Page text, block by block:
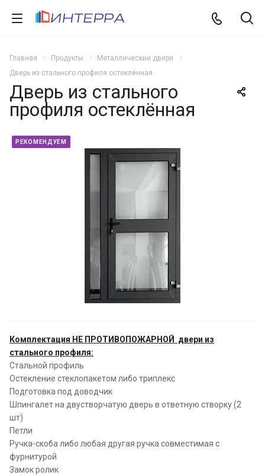
Главная Продукты
Металлические двери
Дверь из стального профиля остеклённая
Дверь из стального
профиля остеклённая
РЕКОМЕНДУЕМ
Комплектация НЕ ПРОТИВОПОЖАРНОЙ двери из
стального профиля:
Стальной профиль
Остекление стеклопакетом либо триплекс
Подготовка под доводчик
Шпингалет на двустворчатую дверь в ответную створку (2
шт)
Петли
Ручка-скоба либо любая другая ручка совместимая с
фурнитурой
Замок ролик